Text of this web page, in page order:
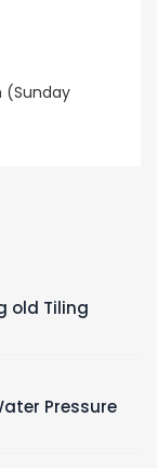
(Sunday
old Tiling
Pressure